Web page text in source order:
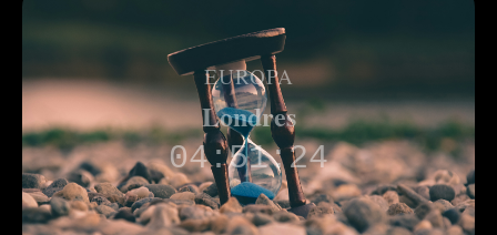
EUROPA
Londres
04:51:24